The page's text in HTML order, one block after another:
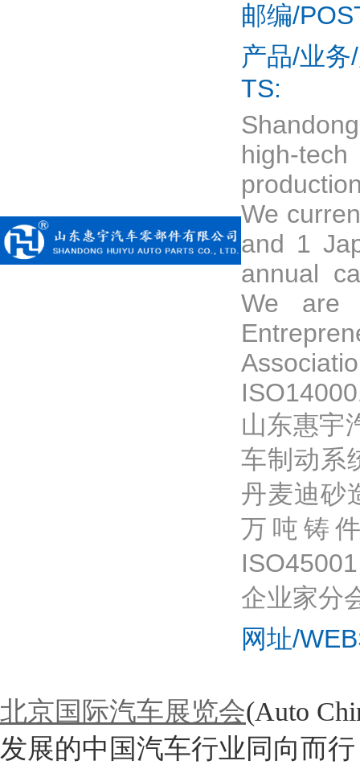
邮编/
产品/业务
TS:
high-
We
and 1
annual
We are
山东惠宇
车制动系
丹麦迪砂
万吨铸
企业家
网址/
北京国际汽车展览会(Auto
发展的中国汽车行业同向而